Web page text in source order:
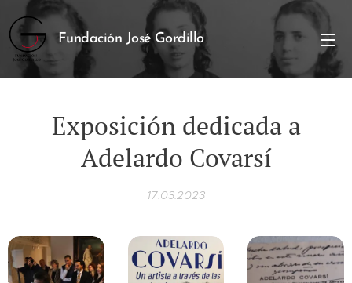
Fundación José Gordillo
Exposición dedicada a
Adelardo Covarsí
17.03.2023